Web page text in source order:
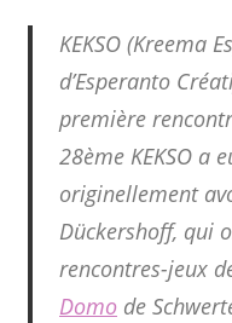
KEKSO (Kreema
d’Esperanto
première
28ème KEKSO a
originellement
Dückershoff, qui
rencontres-jeux
Domo de